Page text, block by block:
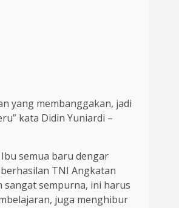
yang membanggakan, jadi
kata Didin Yuniardi –
semua baru dengar
TNI Angkatan
sangat sempurna, ini harus
juga menghibur